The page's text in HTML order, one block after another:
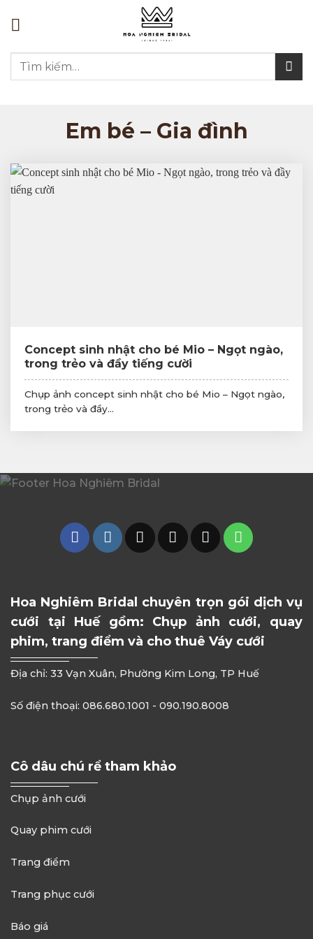
dung
Tìm
Em bé – Gia đình
Concept sinh nhật cho bé Mio – Ngọt ngào,
trong trẻo và đầy tiếng cười
Chụp ảnh concept sinh nhật cho bé Mio – Ngọt ngào,
trong trẻo và đầy...
Hoa Nghiêm Bridal chuyên trọn gói dịch vụ
cưới tại Huế gồm: Chụp ảnh cưới, quay
phim, trang điểm và cho thuê Váy cưới
Địa chỉ: 33 Vạn Xuân, Phường Kim Long, TP Huế
Số điện thoại: 086.680.1001 - 090.190.8008
Cô dâu chú rể tham khảo
Chụp ảnh cưới
Quay phim cưới
Trang điểm
Trang phục cưới
Báo giá